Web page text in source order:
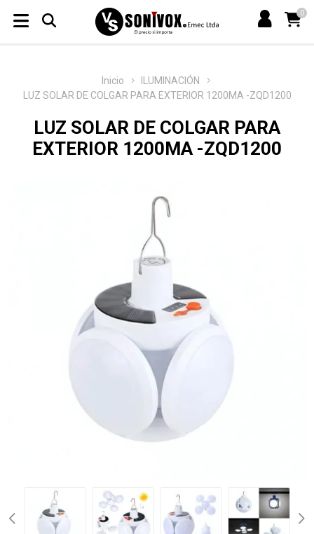
0
Inicio
ILUMINACIÓN
LUZ SOLAR DE COLGAR PARA EXTERIOR 1200MA -ZQD1200
LUZ SOLAR DE COLGAR PARA
EXTERIOR 1200MA -ZQD1200